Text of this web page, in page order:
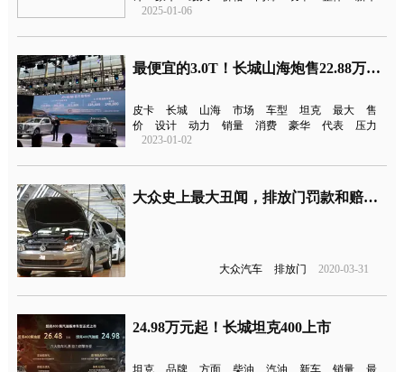
2025-01-06
最便宜的3.0T！长城山海炮售22.88万元起
皮卡 长城 山海 市场 车型 坦克 最大
售
价
设计 动力 销量 消费 豪华 代表
压力
2023-01-02
大众史上最大丑闻，排放门罚款和赔偿高达2450亿元
大众汽车 排放门 2020-03-31
24.98万元起！长城坦克400上市